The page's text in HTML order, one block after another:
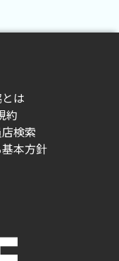
は
約
検索
本方針